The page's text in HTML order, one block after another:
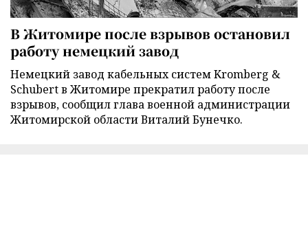
В Житомире после взрывов остановил
работу немецкий завод
Немецкий завод кабельных систем Kromberg &
Schubert в Житомире прекратил работу после
взрывов, сообщил глава военной администрации
Житомирской области Виталий Бунечко.